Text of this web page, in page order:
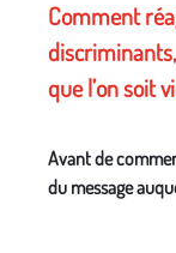
Comment
que l’on soit
Avant de
du message